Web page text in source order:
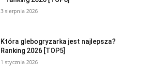
3 sierpnia 2026
Która glebogryzarka jest najlepsza?
Ranking 2026 [TOP5]
1 stycznia 2026